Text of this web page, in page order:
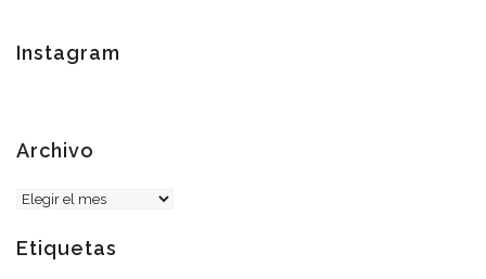
Instagram
Archivo
Archivo
Etiquetas